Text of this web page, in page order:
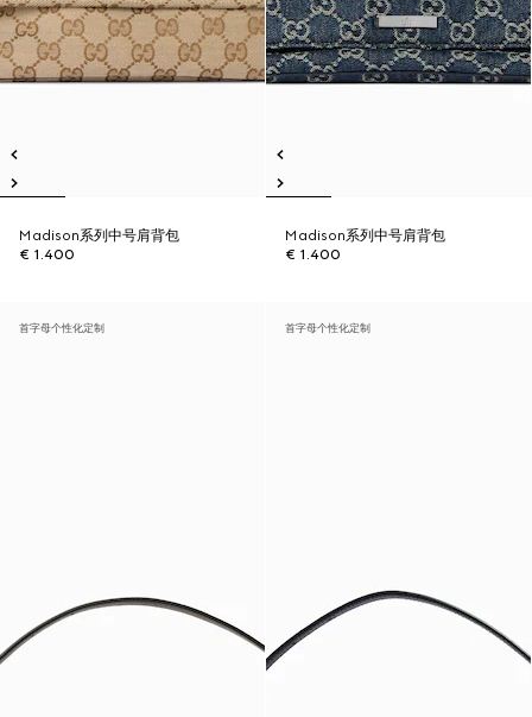
Madison系列中号肩背包
€ 1.400
Madison系列中号肩背包
€ 1.400
首字母个性化定制 首字母个性化定制